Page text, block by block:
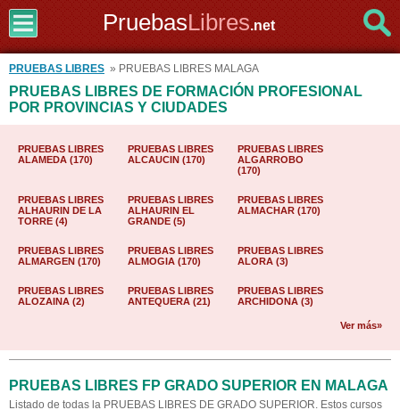
PruebasLibres.net
PRUEBAS LIBRES » PRUEBAS LIBRES MALAGA
PRUEBAS LIBRES DE FORMACIÓN PROFESIONAL
POR PROVINCIAS Y CIUDADES
PRUEBAS LIBRES
ALAMEDA (170)
PRUEBAS LIBRES
ALCAUCIN (170)
PRUEBAS LIBRES
ALGARROBO
(170)
PRUEBAS LIBRES
ALHAURIN DE LA
TORRE (4)
PRUEBAS LIBRES
ALHAURIN EL
GRANDE (5)
PRUEBAS LIBRES
ALMACHAR (170)
PRUEBAS LIBRES
ALMARGEN (170)
PRUEBAS LIBRES
ALMOGIA (170)
PRUEBAS LIBRES
ALORA (3)
PRUEBAS LIBRES
ALOZAINA (2)
PRUEBAS LIBRES
ANTEQUERA (21)
PRUEBAS LIBRES
ARCHIDONA (3)
Ver más»
PRUEBAS LIBRES FP GRADO SUPERIOR EN MALAGA
Listado de todas la PRUEBAS LIBRES DE GRADO SUPERIOR. Estos cursos